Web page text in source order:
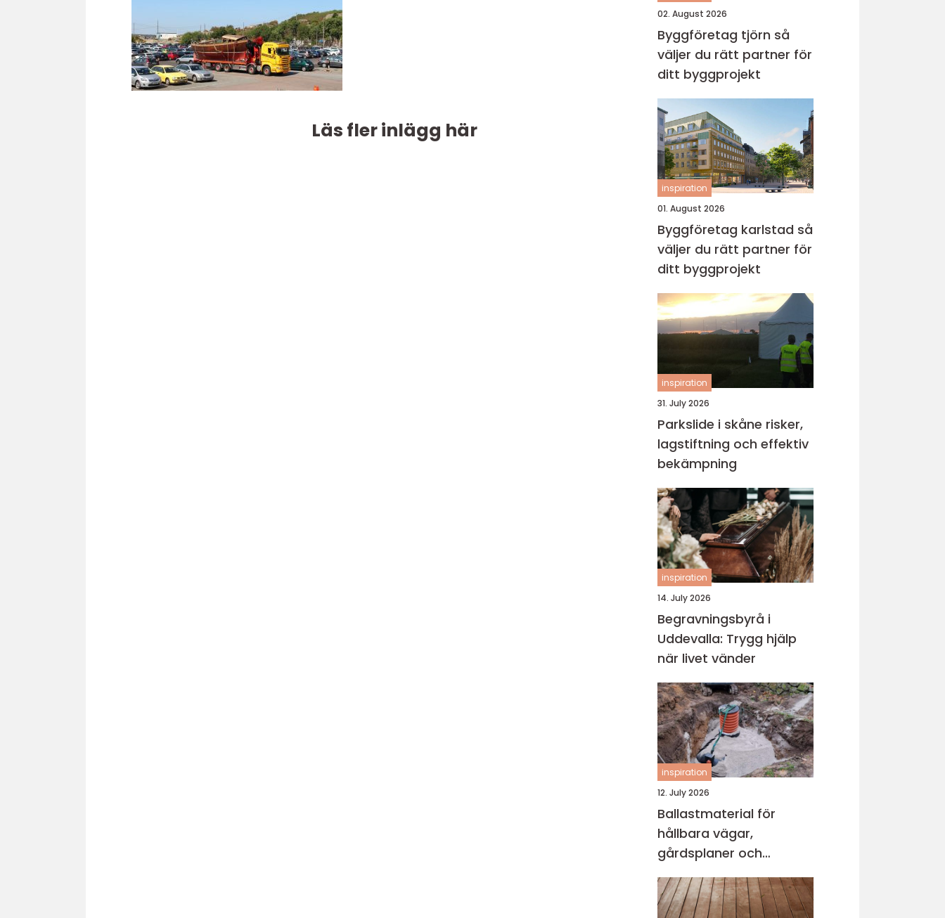
Läs fler inlägg här
02. August 2026
Byggföretag tjörn så
väljer du rätt partner för
ditt byggprojekt
inspiration
01. August 2026
Byggföretag karlstad så
väljer du rätt partner för
ditt byggprojekt
inspiration
31. July 2026
Parkslide i skåne risker,
lagstiftning och effektiv
bekämpning
inspiration
14. July 2026
Begravningsbyrå i
Uddevalla: Trygg hjälp
när livet vänder
inspiration
12. July 2026
Ballastmaterial för
hållbara vägar,
gårdsplaner och
byggprojekt